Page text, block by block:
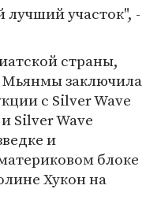
участок", -
страны,
Мьянмы заключила
с Silver Wave
Silver Wave
и
блоке
Хукон на